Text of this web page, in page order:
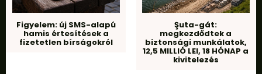
Figyelem: új SMS-alapú
hamis értesítések a
fizetetlen bírságokról
Şuta-gát:
megkezdődtek a
biztonsági munkálatok,
12,5 MILLIÓ LEI, 18 HÓNAP a
kivitelezés